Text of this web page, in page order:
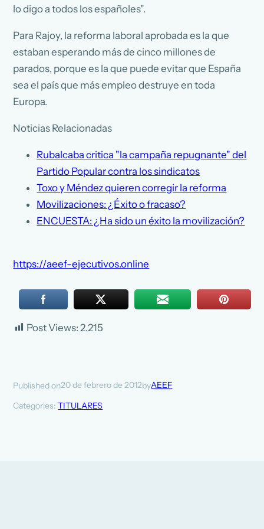
lo digo a todos los españoles".
Para Rajoy, la reforma laboral aprobada es la que
estaban esperando más de cinco millones de
parados, porque es la que puede evitar que España
sea el país que más empleo destruye en toda
Europa.
Noticias Relacionadas
Rubalcaba critica "la campaña repugnante" del
Partido Popular contra los sindicatos
Toxo y Méndez quieren corregir la reforma
Movilizaciones: ¿Éxito o fracaso?
ENCUESTA: ¿Ha sido un éxito la movilización?
https://aeef-ejecutivos.online
Post Views: 2.215
Published on20 de febrero de 2012byAEEF
Categories:TITULARES